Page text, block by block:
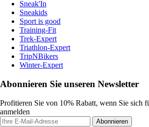
Sneak'In
Sneakids
Sport is good
Training-Fit
Trek-Expert
Triathlon-Expert
TripNBikers
Winter-Expert
Abonnieren Sie unseren Newsletter
Profitieren Sie von 10% Rabatt, wenn Sie sich
anmelden
Abonnieren